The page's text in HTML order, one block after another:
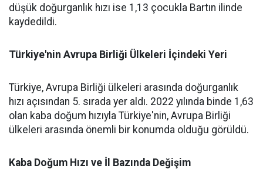
düşük doğurganlık hızı ise 1,13 çocukla Bartın ilinde
kaydedildi.
Türkiye'nin Avrupa Birliği Ülkeleri İçindeki Yeri
Türkiye, Avrupa Birliği ülkeleri arasında doğurganlık
hızı açısından 5. sırada yer aldı. 2022 yılında binde 1,63
olan kaba doğum hızıyla Türkiye'nin, Avrupa Birliği
ülkeleri arasında önemli bir konumda olduğu görüldü.
Kaba Doğum Hızı ve İl Bazında Değişim